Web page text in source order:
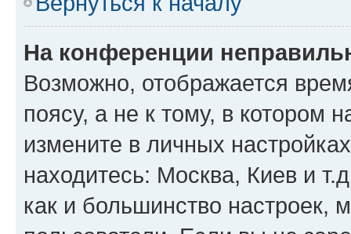
На конференции
Возможно, отображается
поясу, а не к тому, в котором
измените в личных
находитесь: Москва, Киев и
как и большинство настроек,